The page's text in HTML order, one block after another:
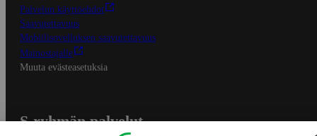
Palvelun käyttöehdot
Saavutettavuus
Mobiilisovelluksen saavutettavuus
Mainostajalle
Muuta evästeasetuksia
S-ryhmän palvelut